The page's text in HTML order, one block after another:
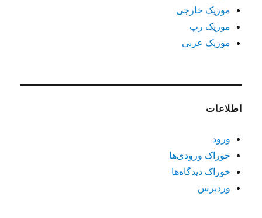
موزیک خارجی
موزیک رپ
موزیک عربی
اطلاعات
ورود
خوراک ورودی‌ها
خوراک دیدگاه‌ها
وردپرس